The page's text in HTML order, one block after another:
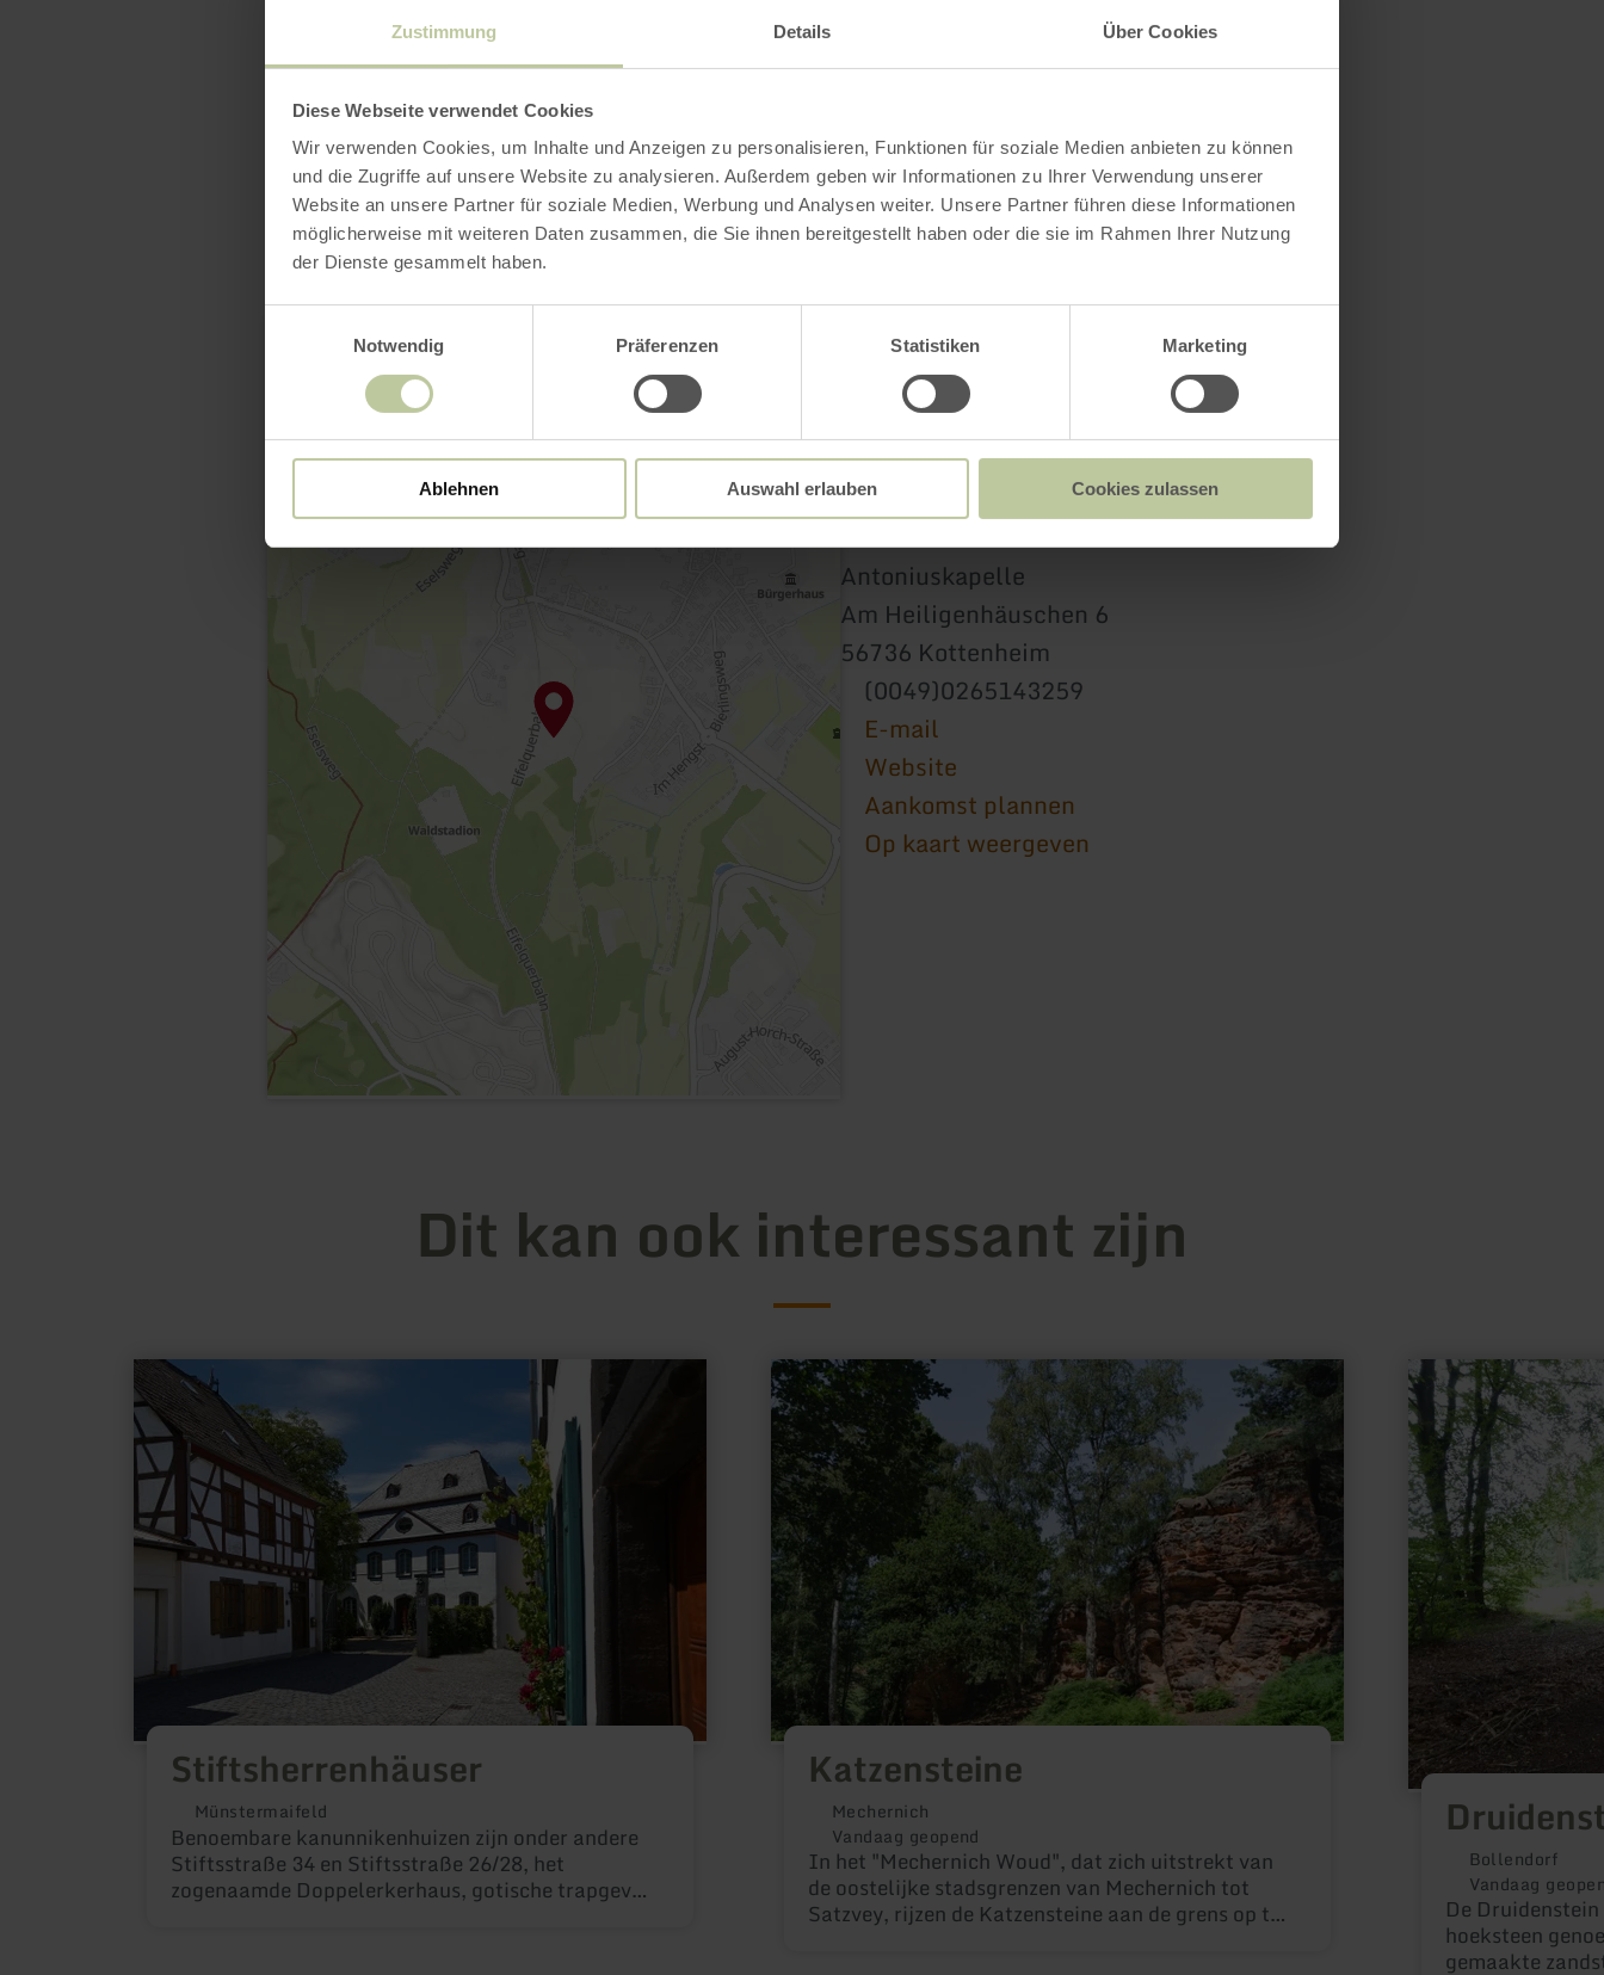
Zustimmung Details Über Cookies
Diese Webseite verwendet Cookies
Wir verwenden Cookies, um Inhalte und Anzeigen zu personalisieren, Funktionen für soziale Medien anbieten zu können
und die Zugriffe auf unsere Website zu analysieren. Außerdem geben wir Informationen zu Ihrer Verwendung unserer
Website an unsere Partner für soziale Medien, Werbung und Analysen weiter. Unsere Partner führen diese Informationen
möglicherweise mit weiteren Daten zusammen, die Sie ihnen bereitgestellt haben oder die sie im Rahmen Ihrer Nutzung
der Dienste gesammelt haben.
Notwendig
Präferenzen Statistiken Marketing
Ablehnen Auswahl erlauben Cookies zulassen
Galerij openen
Contact
Antoniuskapelle
Am Heiligenhäuschen 6
56736 Kottenheim
(0049)0265143259
E-mail
Website
Aankomst plannen
Op kaart weergeven
Dit kan ook interessant zijn
Stiftsherrenhäuser
Münstermaifeld
Benoembare kanunnikenhuizen zijn onder andere
Stiftsstraße 34 en Stiftsstraße 26/28, het
zogenaamde Doppelerkerhaus, gotische trapgevel,
meer
informatie
over:
Stiftsherrenhäuser
Katzensteine
Mechernich
Vandaag geopend
In het "Mechernich Woud", dat zich uitstrekt van
de oostelijke stadsgrenzen van Mechernich tot
Satzvey, rijzen de Katzensteine aan de grens op tot
meer
informatie
over:
Katzensteine
Bollendorf
Vandaag
De
hoeksteen
gemaakte
meer
informatie
over:
Druidenstein